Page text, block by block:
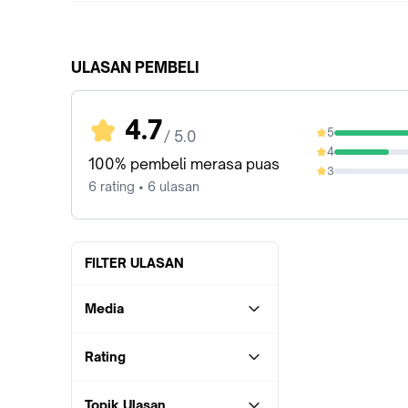
ULASAN PEMBELI
4.7/ 5.0
100% pembeli merasa puas
6 rating • 6 ulasan
5
66.67%
4
33.33%
3
0%
FILTER ULASAN
Media
Rating
Topik Ulasan